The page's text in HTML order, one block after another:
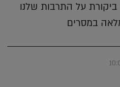
על התרבות שלנו
במסרים